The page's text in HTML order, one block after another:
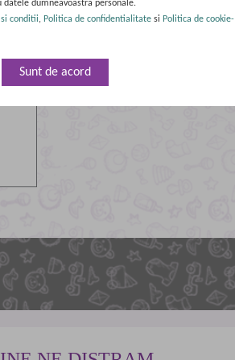
dumneavoastra personale.
conditii, Politica de confidentialitate si Politica de cookie-
Sunt de acord